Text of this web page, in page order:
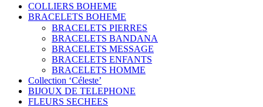
COLLIERS BOHEME
BRACELETS BOHEME
BRACELETS PIERRES
BRACELETS BANDANA
BRACELETS MESSAGE
BRACELETS ENFANTS
BRACELETS HOMME
Collection ‘Céleste’
BIJOUX DE TELEPHONE
FLEURS SECHEES